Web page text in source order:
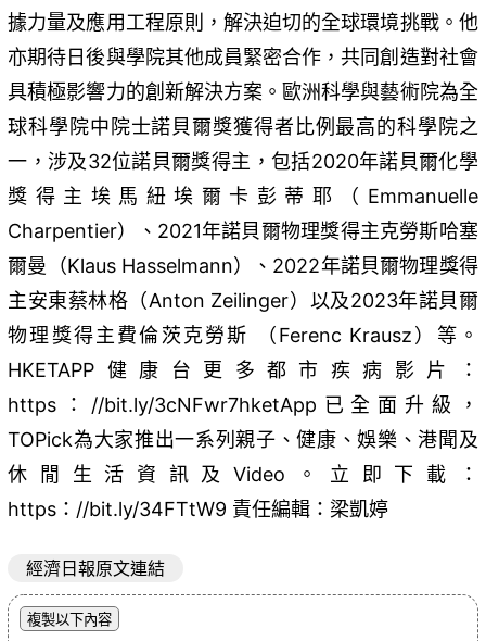
據力量及應用工程原則，解決迫切的全球環境挑戰。他
亦期待日後與學院其他成員緊密合作，共同創造對社會
具積極影響力的創新解決方案。歐洲科學與藝術院為全
球科學院中院士諾貝爾獎獲得者比例最高的科學院之
一，涉及32位諾貝爾獎得主，包括2020年諾貝爾化學
獎得主埃馬紐埃爾卡彭蒂耶（Emmanuelle
Charpentier）、2021年諾貝爾物理獎得主克勞斯哈塞
爾曼（Klaus Hasselmann）、2022年諾貝爾物理獎得
主安東蔡林格（Anton Zeilinger）以及2023年諾貝爾
物理獎得主費倫茨克勞斯 （Ferenc Krausz）等。
HKETAPP健康台更多都市疾病影片：
https：//bit.ly/3cNFwr7hketApp已全面升級，
TOPick為大家推出一系列親子、健康、娛樂、港聞及
休閒生活資訊及Video。立即下載：
https：//bit.ly/34FTtW9 責任編輯：梁凱婷
經濟日報原文連結